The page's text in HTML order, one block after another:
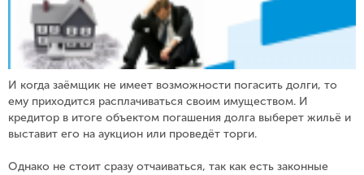
И когда заёмщик не имеет возможности погасить долги, то
ему приходится расплачиваться своим имуществом. И
кредитор в итоге объектом погашения долга выберет жильё и
выставит его на аукцион или проведёт торги.
Однако не стоит сразу отчаиваться, так как есть законные